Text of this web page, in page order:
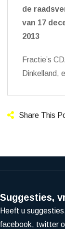
de
van 17
2013
Fractie’s
Dinkelland,
Share This
Suggesties,
Heeft u
facebook, twitter